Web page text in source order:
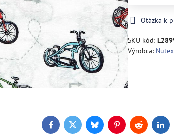
Otázka k
SKU kód:
Výrobca: Nutex
FacebookTwitterBlueskyPinterestReddit